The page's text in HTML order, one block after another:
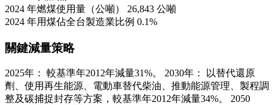
2024 年燃煤使用量（公噸） 26,843 公噸
2024 年用煤佔全台製造業比例 0.1%
關鍵減量策略
2025年： 較基準年2012年減量31%。 2030年： 以替代還原
劑、使用再生能源、電動車替代柴油、推動能源管理、製程調
整及碳捕捉封存等方案，較基準年2012年減量34%。 2050